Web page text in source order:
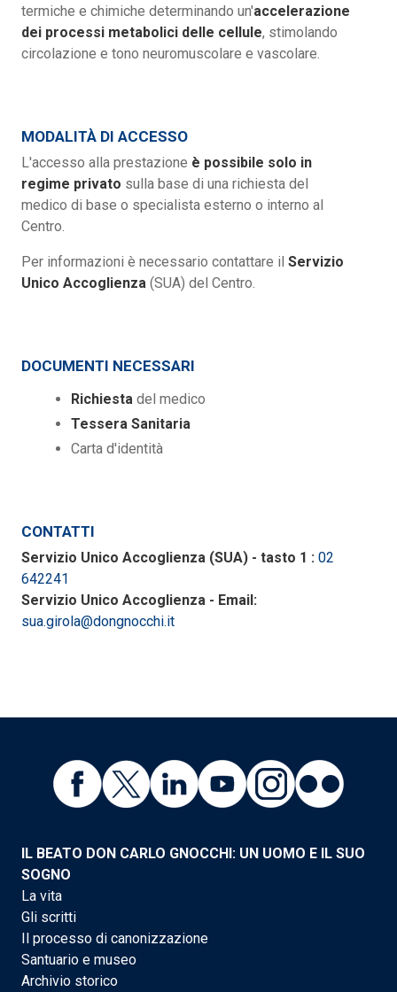
termiche e chimiche determinando un'accelerazione
dei processi metabolici delle cellule, stimolando
circolazione e tono neuromuscolare e vascolare.
MODALITÀ DI ACCESSO
L'accesso alla prestazione è possibile solo in
regime privato sulla base di una richiesta del
medico di base o specialista esterno o interno al
Centro.
Per informazioni è necessario contattare il Servizio
Unico Accoglienza (SUA) del Centro.
DOCUMENTI NECESSARI
Richiesta del medico
Tessera Sanitaria
Carta d'identità
CONTATTI
Servizio Unico Accoglienza (SUA) - tasto 1 : 02
642241
Servizio Unico Accoglienza - Email:
sua.girola@dongnocchi.it
IL BEATO DON CARLO GNOCCHI: UN UOMO E IL SUO
SOGNO
La vita
Gli scritti
Il processo di canonizzazione
Santuario e museo
Archivio storico